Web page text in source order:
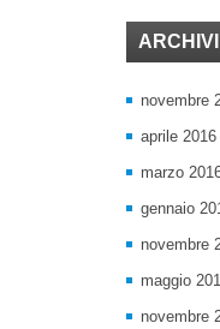
ARCHIVI
novembre
aprile 2016
marzo
gennaio
novembre
maggio
novembre